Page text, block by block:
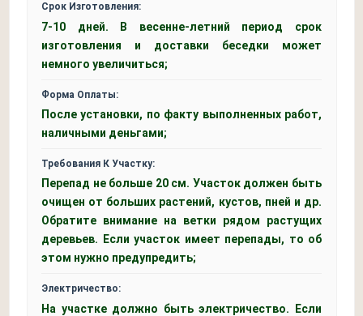
Срок Изготовления:
7-10 дней. В весенне-летний период срок
изготовления и доставки беседки может
немного увеличиться;
Форма Оплаты:
После установки, по факту выполненных работ,
наличными деньгами;
Требования К Участку:
Перепад не больше 20 см. Участок должен быть
очищен от больших растений, кустов, пней и др.
Обратите внимание на ветки рядом растущих
деревьев. Если участок имеет перепады, то об
этом нужно предупредить;
Электричество:
На участке должно быть электричество. Если